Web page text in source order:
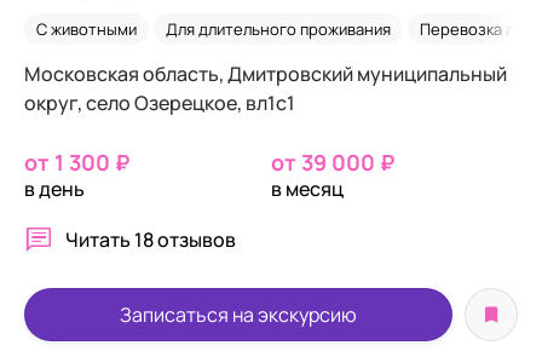
С животными Для длительного проживания Перевозка
Московская область, Дмитровский муниципальный
округ, село Озерецкое, вл1с1
от 1 300 ₽
в день
от 39 000 ₽
в месяц
Читать 18 отзывов
Записаться на экскурсию